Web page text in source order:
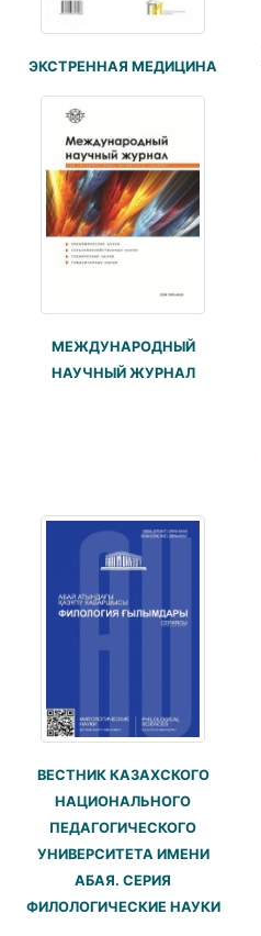
ЭКСТРЕННАЯ МЕДИЦИНА
МЕЖДУНАРОДНЫЙ
НАУЧНЫЙ ЖУРНАЛ
ВЕСТНИК КАЗАХСКОГО
НАЦИОНАЛЬНОГО
ПЕДАГОГИЧЕСКОГО
УНИВЕРСИТЕТА ИМЕНИ
АБАЯ. СЕРИЯ
ФИЛОЛОГИЧЕСКИЕ НАУКИ